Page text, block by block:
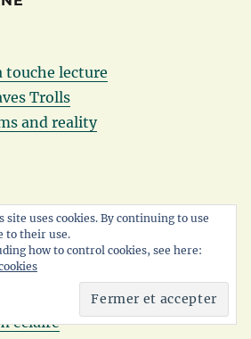
touche lecture
Trolls
and reality
éclairé
site uses cookies. By continuing to use
to their use.
how to control cookies, see here: